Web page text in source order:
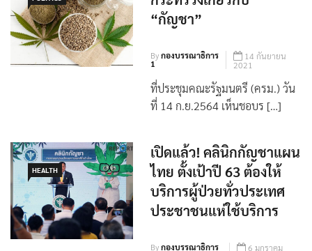
POLITICS
ครม. เห็นชอบร่างกฎ
กระทรวงเกี่ยวกับ
“กัญชา”
By กองบรรณาธิการ
1
14 กันยายน
2021
HEALTH
เปิดแล้ว! คลินิกกัญชาแผน
ไทย ตั้งเป้าปี 63 ต้องให้
บริการผู้ป่วยทั่วประเทศ
ประชาชนแห่ใช้บริการ